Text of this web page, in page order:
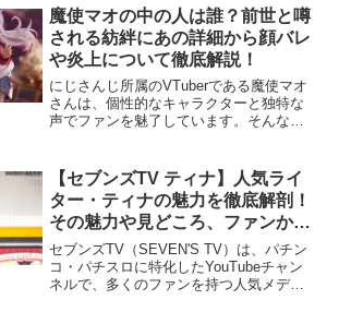
魔使マオの中の人は誰？前世と噂
される紡絆にあの詳細から顔バレ
や炎上について徹底解説！
にじさんじ所属のVTuberである魔使マオ
さんは、個性的なキャラクターと独特な
声でファンを魅了しています。そんな彼
前が頻繁に浮上しています。この記事で
は、魔使マオさんの...
【セブンズTV ティナ】人気ライ
ター・ティナの魅力を徹底解剖！
その魅力や見どころ、ファンから
の支持の理由とは？
セブンズTV（SEVEN'S TV）は、パチン
コ・パチスロに特化したYouTubeチャン
ネルで、多くのファンを持つ人気メディ